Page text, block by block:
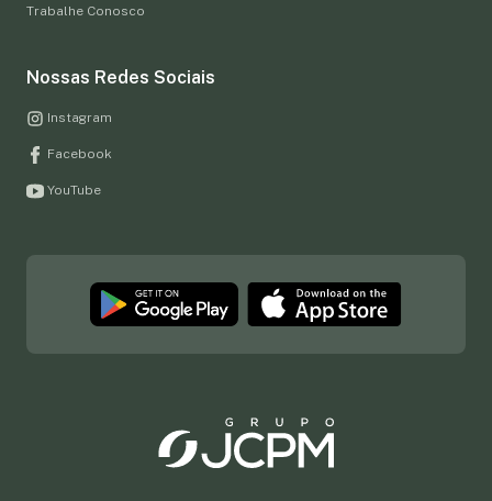
Trabalhe Conosco
Nossas Redes Sociais
Instagram
Facebook
YouTube